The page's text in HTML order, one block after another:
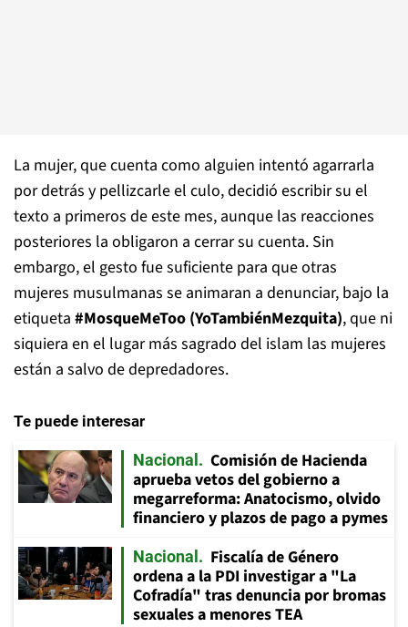
La mujer, que cuenta como alguien intentó agarrarla
por detrás y pellizcarle el culo, decidió escribir su el
texto a primeros de este mes, aunque las reacciones
posteriores la obligaron a cerrar su cuenta. Sin
embargo, el gesto fue suficiente para que otras
mujeres musulmanas se animaran a denunciar, bajo la
etiqueta #MosqueMeToo (YoTambiénMezquita), que ni
siquiera en el lugar más sagrado del islam las mujeres
están a salvo de depredadores.
Te puede interesar
Nacional
Comisión de Hacienda
aprueba vetos del gobierno a
megarreforma: Anatocismo, olvido
financiero y plazos de pago a pymes
Nacional
Fiscalía de Género
ordena a la PDI investigar a "La
Cofradía" tras denuncia por bromas
sexuales a menores TEA